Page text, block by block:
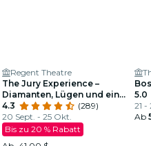
Regent Theatre
The Jury Experience –
Diamanten, Lügen und ein
toter Mann: Wird Boston
Gerechtigkeit liefern?
4.3
(289)
20 Sept. - 25 Okt.
Bis zu 20 % Rabatt
5.0
21 -
Ab